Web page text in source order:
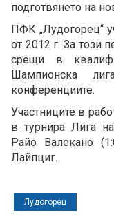
подготвянето на
ПФК „Лудогорец“
от 2012 г. За този
срещи в
Шампионска
конференциите.
Участниците в
в турнира Лига
Райо Валекано
Лайпциг.
Лудогорец